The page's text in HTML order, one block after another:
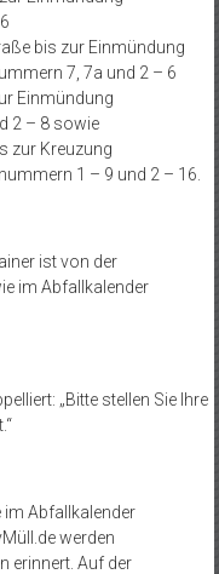
bis zur Einmündung
7, 7a und 2 – 6
Einmündung
2 – 8 sowie
zur Kreuzung
1 – 9 und 2 – 16.
ist von der
im Abfallkalender
„Bitte stellen Sie Ihre
im Abfallkalender
werden
erinnert. Auf der